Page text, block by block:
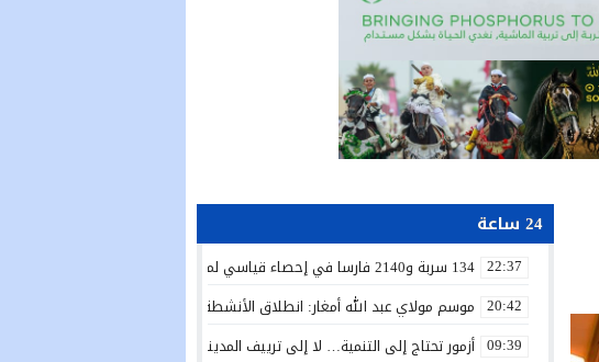
24 ساعة
22:37 134 سربة و2140 فارسا في إحصاء قياسي لموسم مولاي عبد الله أمغار
20:42 موسم مولاي عبد الله أمغار: انطلاق الأنشطة الدينية في أجواء من الخشوع
09:39 أزمور تحتاج إلى التنمية… لا إلى ترييف المدينة!